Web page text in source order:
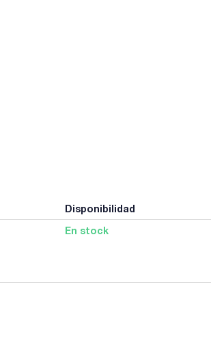
Disponibilidad
En stock